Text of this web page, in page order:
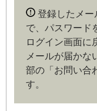
の内容がある場合
は、当社は会員登
す。
第４条（ユーザ
ユーザー名および
任において行うも
登録したメ
で、パスワード
ログイン画面に
メールが届かな
部の「お問い合
す。